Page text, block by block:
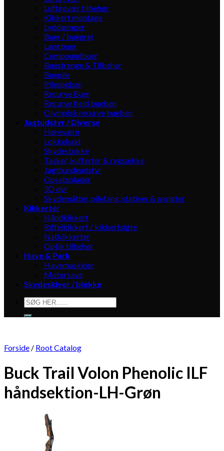
Luftgevær tilbehør
Kikkert montage
Lyddæmper
Buer / buegrej
Langbuer
Compoundbuer
Buestrenge & Tilbehør
Buepile
Pilespidser
Recurve Buer
Recurve field bueben
Olympisk recurve bueben
Jagtudstyr / Diverse
Høreværn
Lokkekald
Skydestokke
Tasker, kufferter & rygsække
Jagthundeudstyr
Opsatsplader
3D dyr
Skydemåtter, pilefang, stativer & ansigter
Kikkerter
Håndkikkert
Riffelkikkert / kikkertsigte
Natkikkerter
Optik tilbehør
Have & Park
Havemaskiner
Motorsave
Skydeskiver / blokke
Søg
efter:
Forside / Root Catalog
Buck Trail Volon Phenolic ILF
håndsektion-LH-Grøn